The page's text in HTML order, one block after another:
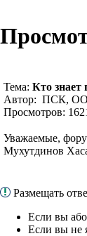
Тема: Кто
Автор: ПСК,
Просмотров:
Уважаемые,
Мухутдинов
Размещать
Если вы
Если вы не